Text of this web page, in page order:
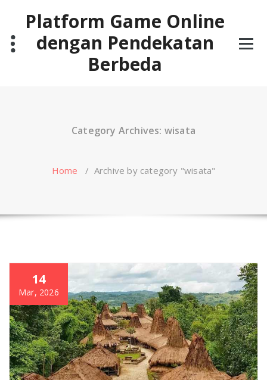
contentPlatform Game Online
dengan Pendekatan
Berbeda
Category Archives: wisata
Home / Archive by category "wisata"
14
Mar, 2026